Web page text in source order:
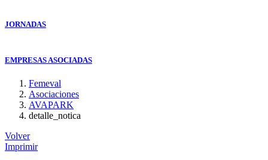
JORNADAS
EMPRESAS ASOCIADAS
Femeval
Asociaciones
AVAPARK
detalle_notica
Volver
Imprimir